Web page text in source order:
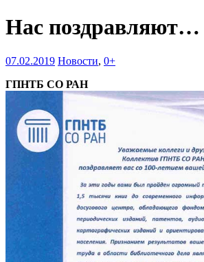
Нас поздравляют…
07.02.2019 Новости, 0+
ГПНТБ СО РАН